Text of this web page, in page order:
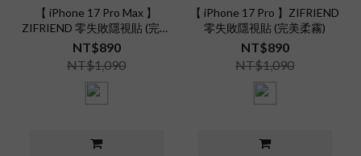
【 iPhone 17 Pro Max 】
ZIFRIEND 零失敗隱視貼 (完美
柔霧)
NT$890
NT$1,090
【 iPhone 17 Pro 】ZIFRIEND
零失敗隱視貼 (完美柔霧)
NT$890
NT$1,090